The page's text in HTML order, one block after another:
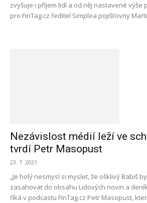
zvyšuje i příjem lidí a od něj nastavené výše
pro FinTag.cz ředitel Simplea pojišťovny
Nezávislost médií leží ve
tvrdí Petr Masopust
23. 7. 2021
„Je holý nesmysl si myslet, že ošklivý Babiš
zasahovat do obsahu Lidových novin a
říká v podcastu FinTag.cz Petr Masopust,